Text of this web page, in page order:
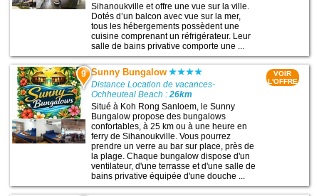
Sihanoukville et offre une vue sur la ville.
Dotés d’un balcon avec vue sur la mer,
tous les hébergements possèdent une
cuisine comprenant un réfrigérateur. Leur
salle de bains privative comporte une ...
9 Sunny Bungalow
Distance Location de vacances-
Ochheuteal Beach :26km
Situé à Koh Rong Sanloem, le Sunny
Bungalow propose des bungalows
confortables, à 25 km ou à une heure en
ferry de Sihanoukville. Vous pourrez
prendre un verre au bar sur place, près de
la plage. Chaque bungalow dispose d'un
ventilateur, d'une terrasse et d'une salle de
bains privative équipée d'une douche ...
VOIR
L'OFFRE